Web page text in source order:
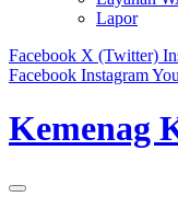
Lapor
Facebook X (Twitter)
Facebook Instagram
Kemenag